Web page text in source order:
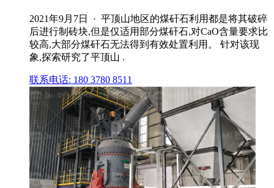
2021年9月7日 · 平顶山地区的煤矸石利用都是将其破碎
后进行制砖块,但是仅适用部分煤矸石,对CaO含量要求比
较高,大部分煤矸石无法得到有效处置利用。 针对该现
象,探索研究了平顶山 .
联系电话: 180 3780 8511